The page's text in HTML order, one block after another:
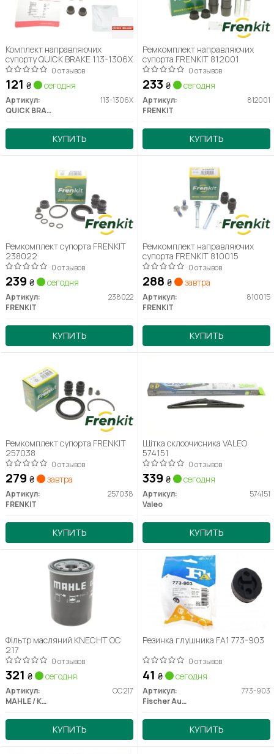
Комплект направляючих
супорту QUICK BRAKE 113-1306X
0 отзывов
121 ₴ сегодня
Артикул:
113-1306X
QUICK BRAKE
КУПИТЬ
Ремкомплект направляючих
супорта FRENKIT 812001
0 отзывов
233 ₴ сегодня
Артикул:
812001
FRENKIT
КУПИТЬ
Ремкомплект супорта FRENKIT
238022
0 отзывов
239 ₴ сегодня
Артикул:
238022
FRENKIT
КУПИТЬ
Ремкомплект направляючих
супорта FRENKIT 810015
0 отзывов
288 ₴ завтра
Артикул:
810015
FRENKIT
КУПИТЬ
Ремкомплект супорта FRENKIT
257038
0 отзывов
279 ₴ завтра
Артикул:
257038
FRENKIT
КУПИТЬ
Щітка склоочисника VALEO
574151
0 отзывов
339 ₴ сегодня
Артикул:
574151
Valeo
КУПИТЬ
Фільтр масляний KNECHT OC
217
0 отзывов
321 ₴ сегодня
Артикул:
OC 217
MAHLE / KNECHT
КУПИТЬ
Резинка глушника FA1 773-903
0 отзывов
41 ₴ сегодня
Артикул:
773-903
Fischer Automotive One (FA1)
КУПИТЬ